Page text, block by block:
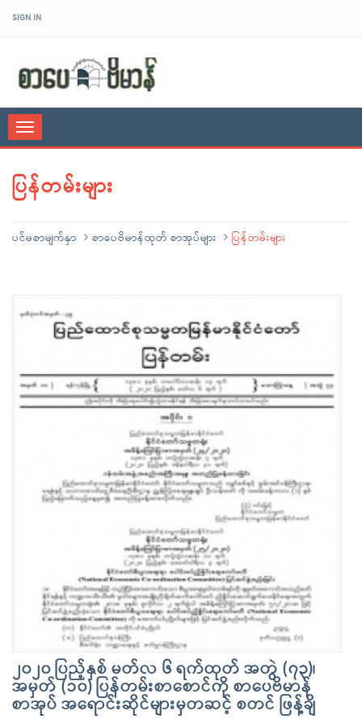
SIGN IN
Toggle
navigation
ပြန်တမ်းများ
ပင်မစာမျက်နှာ စာပေဗိမာန်ထုတ် စာအုပ်များ ပြန်တမ်းများ
၂၀၂၀ ပြည့်နှစ် မတ်လ ၆ ရက်ထုတ် အတွဲ (၇၃)၊
အမှတ် (၁၀) ပြန်တမ်းစာစောင်ကို စာပေဗိမာန်
စာအုပ် အရောင်းဆိုင်များမှတဆင့် စတင် ဖြန့်ချိ